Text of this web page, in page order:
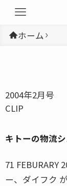
ホーム
2004年2月号
CLIP
キトーの物流
71 FEBURARY
ー、ダイフク